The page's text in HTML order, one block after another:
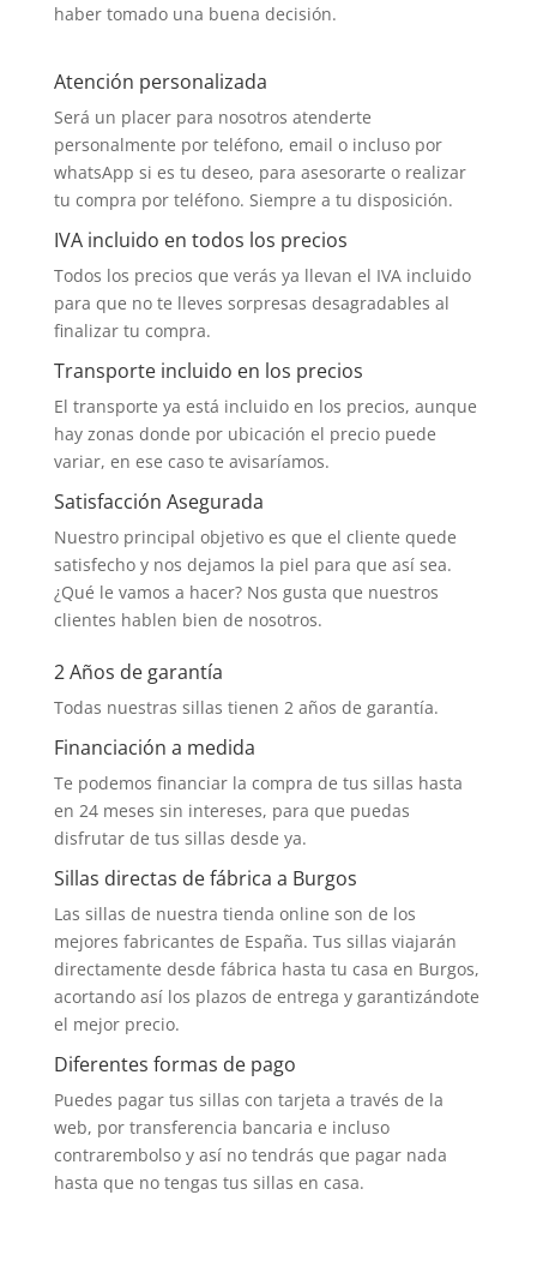
haber tomado una buena decisión.
Atención personalizada
Será un placer para nosotros atenderte
personalmente por teléfono, email o incluso por
whatsApp si es tu deseo, para asesorarte o realizar
tu compra por teléfono. Siempre a tu disposición.
IVA incluido en todos los precios
Todos los precios que verás ya llevan el IVA incluido
para que no te lleves sorpresas desagradables al
finalizar tu compra.
Transporte incluido en los precios
El transporte ya está incluido en los precios, aunque
hay zonas donde por ubicación el precio puede
variar, en ese caso te avisaríamos.
Satisfacción Asegurada
Nuestro principal objetivo es que el cliente quede
satisfecho y nos dejamos la piel para que así sea.
¿Qué le vamos a hacer? Nos gusta que nuestros
clientes hablen bien de nosotros.
2 Años de garantía
Todas nuestras sillas tienen 2 años de garantía.
Financiación a medida
Te podemos financiar la compra de tus sillas hasta
en 24 meses sin intereses, para que puedas
disfrutar de tus sillas desde ya.
Sillas directas de fábrica a Burgos
Las sillas de nuestra tienda online son de los
mejores fabricantes de España. Tus sillas viajarán
directamente desde fábrica hasta tu casa en Burgos,
acortando así los plazos de entrega y garantizándote
el mejor precio.
Diferentes formas de pago
Puedes pagar tus sillas con tarjeta a través de la
web, por transferencia bancaria e incluso
contrarembolso y así no tendrás que pagar nada
hasta que no tengas tus sillas en casa.